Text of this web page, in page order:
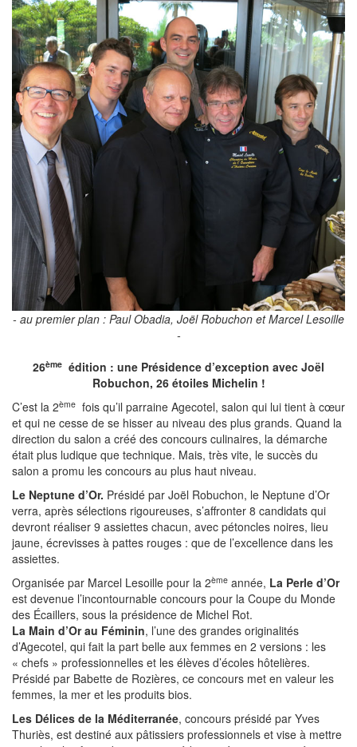
- au premier plan : Paul Obadia, Joël Robuchon et Marcel Lesoille
-
26ème édition : une Présidence d’exception avec Joël
Robuchon, 26 étoiles Michelin !
C’est la 2ème fois qu’il parraine Agecotel, salon qui lui tient à cœur
et qui ne cesse de se hisser au niveau des plus grands. Quand la
direction du salon a créé des concours culinaires, la démarche
était plus ludique que technique. Mais, très vite, le succès du
salon a promu les concours au plus haut niveau.
Le Neptune d’Or. Présidé par Joël Robuchon, le Neptune d’Or
verra, après sélections rigoureuses, s’affronter 8 candidats qui
devront réaliser 9 assiettes chacun, avec pétoncles noires, lieu
jaune, écrevisses à pattes rouges : que de l’excellence dans les
assiettes.
Organisée par Marcel Lesoille pour la 2ème année, La Perle d’Or
est devenue l’incontournable concours pour la Coupe du Monde
des Écaillers, sous la présidence de Michel Rot.
La Main d’Or au Féminin, l’une des grandes originalités
d’Agecotel, qui fait la part belle aux femmes en 2 versions : les
« chefs » professionnelles et les élèves d’écoles hôtelières.
Présidé par Babette de Rozières, ce concours met en valeur les
femmes, la mer et les produits bios.
Les Délices de la Méditerranée, concours présidé par Yves
Thuriès, est destiné aux pâtissiers professionnels et vise à mettre